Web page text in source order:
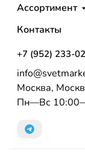
Ассортимент
Контакты
+7 (952) 233-
Москва,
Пн—Вс